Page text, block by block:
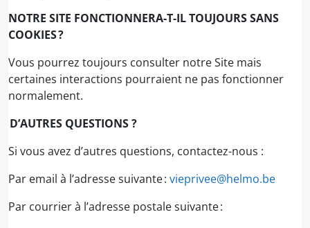
NOTRE SITE FONCTIONNERA-T-IL TOUJOURS SANS
COOKIES ?
Vous pourrez toujours consulter notre Site mais
certaines interactions pourraient ne pas fonctionner
normalement.
D’AUTRES QUESTIONS ?
Si vous avez d’autres questions, contactez-nous :
Par email à l’adresse suivante : vieprivee@helmo.be
Par courrier à l’adresse postale suivante :